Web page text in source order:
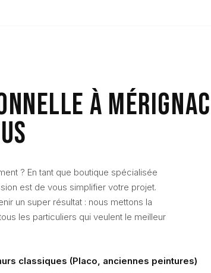
À
? En tant que boutique spécialisée
est de vous simplifier votre projet.
un super résultat : nous mettons la
les particuliers qui veulent le meilleur
classiques (Placo, anciennes peintures)